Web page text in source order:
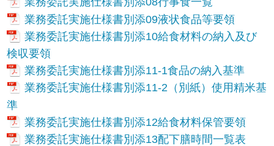
業務委託実施仕様書別添09液状食品等要領
業務委託実施仕様書別添10給食材料の納入及び
検収要領
業務委託実施仕様書別添11-1食品の納入基準
業務委託実施仕様書別添11-2（別紙）使用精米基
準
業務委託実施仕様書別添12給食材料保管要領
業務委託実施仕様書別添13配下膳時間一覧表